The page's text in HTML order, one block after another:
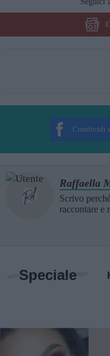
Condividi
Raffaella
Scrivo
raccontare e
Speciale